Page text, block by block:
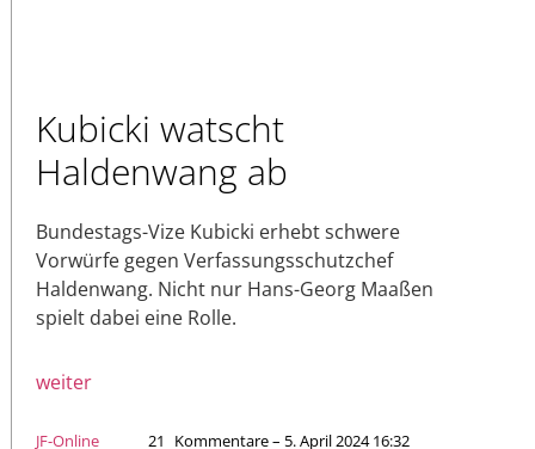
Kubicki watscht
Haldenwang ab
Bundestags-Vize Kubicki erhebt schwere
Vorwürfe gegen Verfassungsschutzchef
Haldenwang. Nicht nur Hans-Georg Maaßen
spielt dabei eine Rolle.
weiter
JF-Online 21 Kommentare – 5. April 2024 16:32